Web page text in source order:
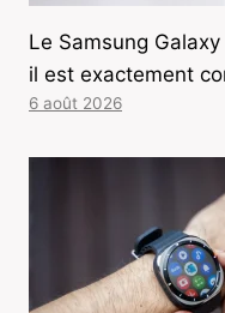
Le Samsung
il est exactement
6 août 2026